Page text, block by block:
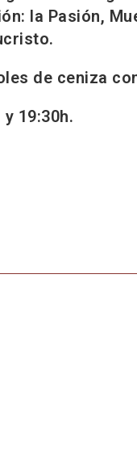
la Pasión,
de ceniza
y 19:30h.